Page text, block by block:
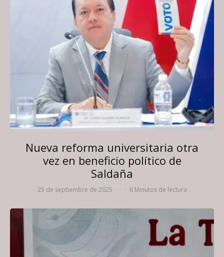
Nueva reforma universitaria otra
vez en beneficio político de
Saldaña
25 de septiembre de 2025 · · 6 Minutos de lectura